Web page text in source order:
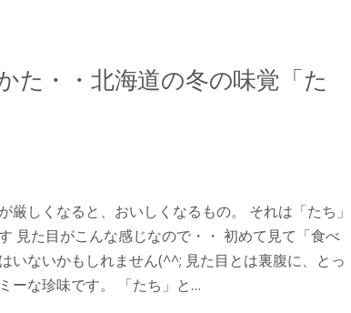
た・・北海道の冬の味覚「た
厳しくなると、おいしくなるもの。 それは「たち」
見た目がこんな感じなので・・ 初めて見て「食べ
いないかもしれません(^^; 見た目とは裏腹に、とっ
ーな珍味です。 「たち」と…